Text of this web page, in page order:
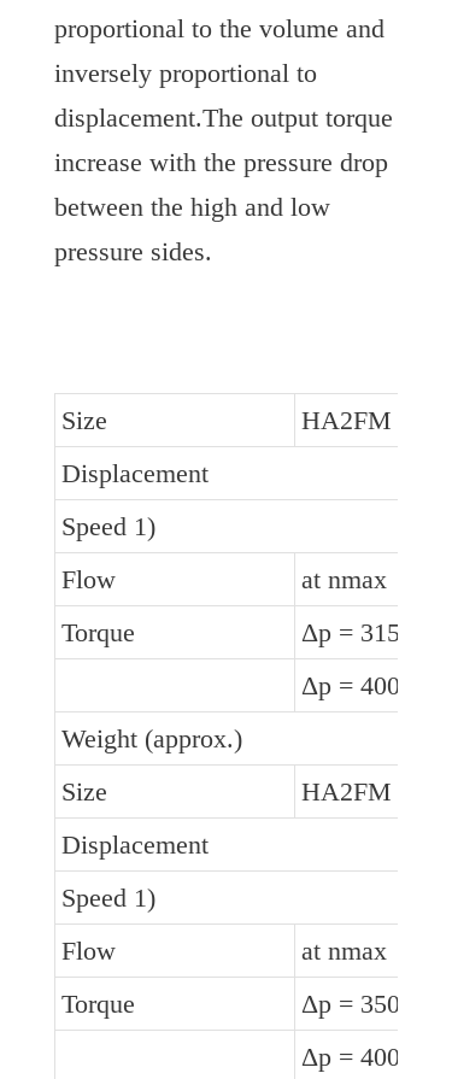
proportional to the volume and
inversely proportional to
displacement.The output torque
increase with the pressure drop
between the high and low
pressure sides.
Size
HA2FM
Displacement
Speed 1)
Flow
at nmax
Torque
Δp = 315 bar
Δp = 400 bar
Weight (approx.)
Size
HA2FM
Displacement
Speed 1)
Flow
at nmax
Torque
Δp = 350 bar
Δp = 400 bar